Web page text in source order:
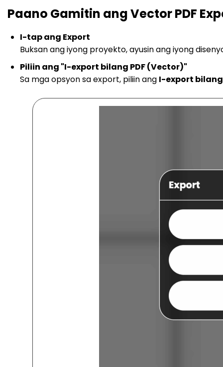
Paano Gamitin ang Vector PDF
I-tap ang Export
Buksan ang iyong proyekto, ayusin ang iyong
Piliin ang "I-export bilang PDF (Vector)"
Sa mga opsyon sa export, piliin ang I-export